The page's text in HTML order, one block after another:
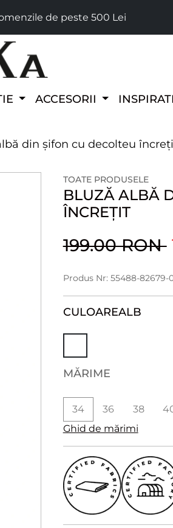
de peste 500 Lei
ACCESORII
din șifon cu decolteu
TOATE PRODUSELE
BLUZĂ ALBĂ
ÎNCREȚIT
199.00 RON
Produs Nr: 55488-82679-
CULOAREALB
MĂRIME
34 36 38
Ghid de mărimi